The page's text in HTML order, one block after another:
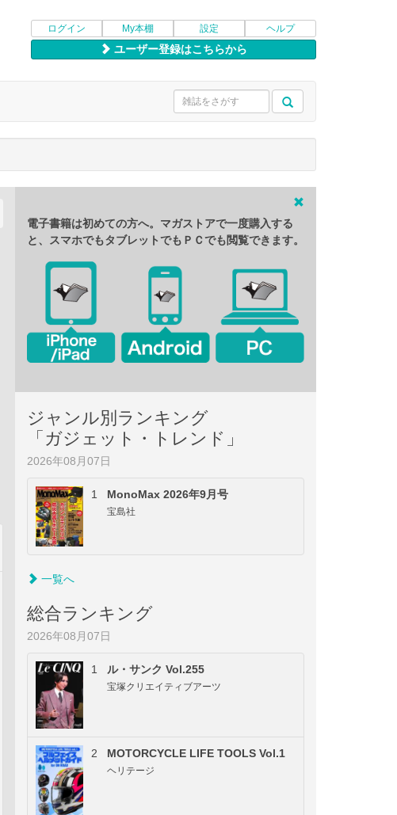
ログイン My本棚 設定 ヘルプ
ユーザー登録はこちらから
電子書籍は初めての方へ。マガストアで一度購入する
と、スマホでもタブレットでもＰＣでも閲覧できます。
ジャンル別ランキング
「ガジェット・トレンド」
2026年08月07日
1 MonoMax 2026年9月号
宝島社
一覧へ
総合ランキング
2026年08月07日
1 ル・サンク Vol.255
宝塚クリエイティブアーツ
2 MOTORCYCLE LIFE TOOLS Vol.1
ヘリテージ